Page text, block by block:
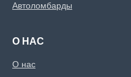
Автоломбарды
О НАС
О нас